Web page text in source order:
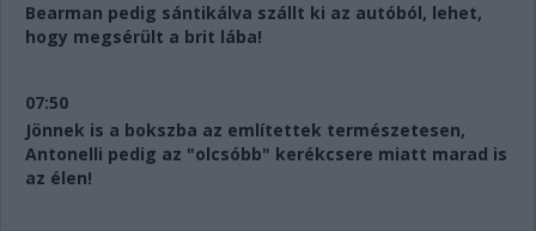
Bearman pedig sántikálva szállt ki az autóból, lehet,
hogy megsérült a brit lába!
07:50
Jönnek is a bokszba az említettek természetesen,
Antonelli pedig az "olcsóbb" kerékcsere miatt marad is
az élen!